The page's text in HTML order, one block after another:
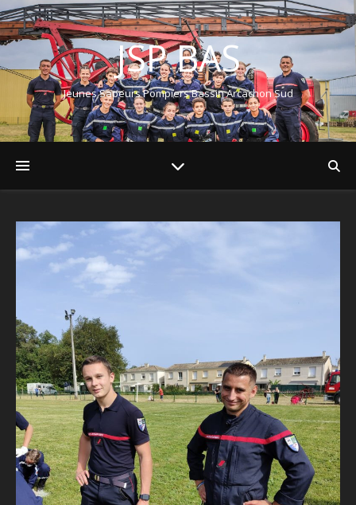
JSP BAS
Jeunes Sapeurs Pompiers Bassin Arcachon Sud